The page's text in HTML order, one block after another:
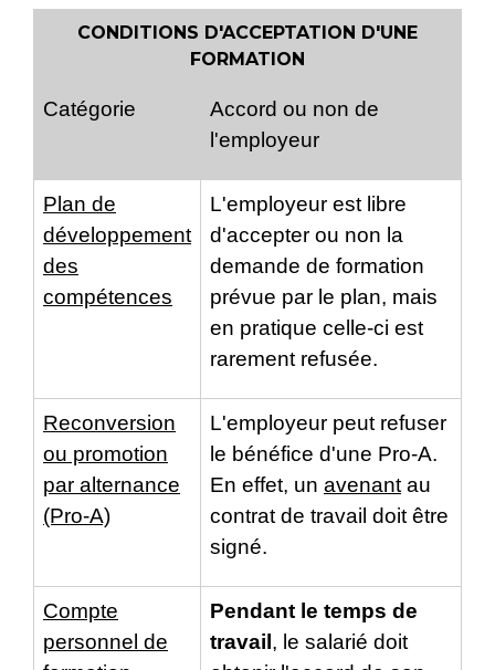
CONDITIONS D'ACCEPTATION D'UNE
FORMATION
Catégorie
Accord ou non de
l'employeur
Plan de
développement
des
compétences
L'employeur est libre
d'accepter ou non la
demande de formation
prévue par le plan, mais
en pratique celle-ci est
rarement refusée.
Reconversion
ou promotion
par alternance
(Pro-A)
L'employeur peut refuser
le bénéfice d'une Pro-A.
En effet, un avenant au
contrat de travail doit être
signé.
Compte
personnel de
Pendant le temps de
travail, le salarié doit